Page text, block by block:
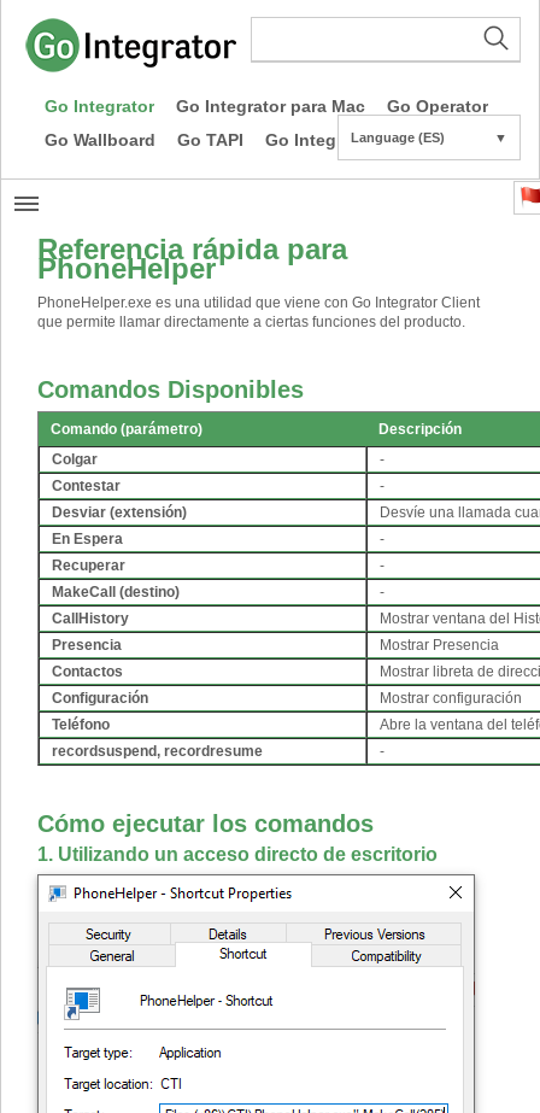
Go Integrator Go Integrator para Mac
Go Operator
Go Wallboard
Go TAPI Go Integrator CE
Language (ES) ▼
Referencia rápida para
PhoneHelper
PhoneHelper.exe es una utilidad que viene con Go Integrator Client
que permite llamar directamente a ciertas funciones del producto.
Comandos Disponibles
Comando (parámetro)
Descripción
Colgar
-
Contestar
-
Desviar (extensión)
Desvíe una llamada
En Espera
-
Recuperar
-
MakeCall (destino)
-
CallHistory
Mostrar ventana del
Presencia
Mostrar Presencia
Contactos
Mostrar libreta de
Configuración
Mostrar configuración
Teléfono
Abre la ventana del
recordsuspend, recordresume
-
Cómo ejecutar los comandos
1. Utilizando un acceso directo de escritorio